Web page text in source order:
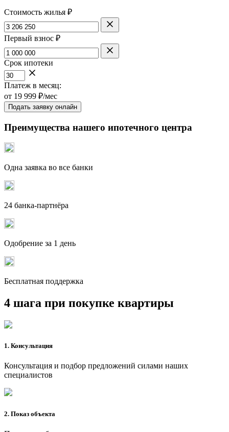
Стоимость жилья ₽
Первый взнос ₽
Срок ипотеки
Платеж в месяц:
от 19 999 ₽/мес
Подать заявку онлайн
Преимущества нашего ипотечного центра
Одна заявка во все банки
24 банка-партнёра
Одобрение за 1 день
Бесплатная поддержка
4 шага при покупке квартиры
1. Консультация
Консультация и подбор предложений силами наших
специалистов
2. Показ объекта